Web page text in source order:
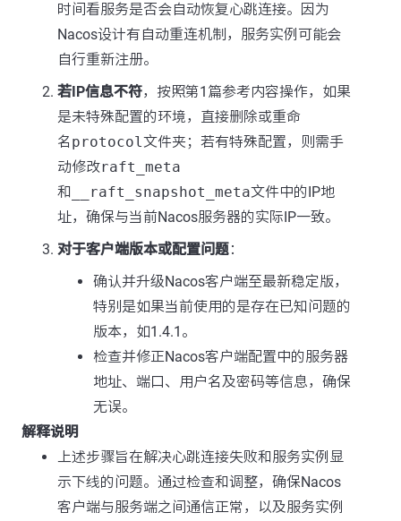
时间看服务是否会自动恢复心跳连接。因为
Nacos设计有自动重连机制，服务实例可能会
自行重新注册。
若IP信息不符，按照第1篇参考内容操作，如果
是未特殊配置的环境，直接删除或重命
名 protocol文件夹；若有特殊配置，则需手
动修改raft_meta
和
__raft_snapshot_meta文件中的IP地
址，确保与当前Nacos服务器的实际IP一致。
对于客户端版本或配置问题：
确认并升级Nacos客户端至最新稳定版，
特别是如果当前使用的是存在已知问题的
版本，如1.4.1。
检查并修正Nacos客户端配置中的服务器
地址、端口、用户名及密码等信息，确保
无误。
解释说明
上述步骤旨在解决心跳连接失败和服务实例显
示下线的问题。通过检查和调整，确保Nacos
客户端与服务端之间通信正常，以及服务实例